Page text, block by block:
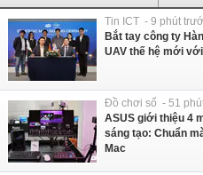
Tin ICT - 9 phút
Bắt tay công ty
UAV thế hệ mới
Đồ chơi số - 51
ASUS giới thiệu 4
sáng tạo: Chuẩn
Mac